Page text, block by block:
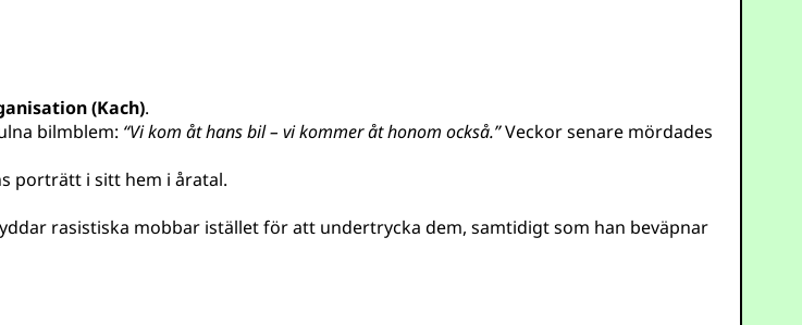
(Kach).
bilmblem: “Vi kom åt hans bil – vi kommer åt honom också.”Veckor senare mördades
porträtt i sitt hem i åratal.
rasistiska mobbar istället för att undertrycka dem, samtidigt som han beväpnar